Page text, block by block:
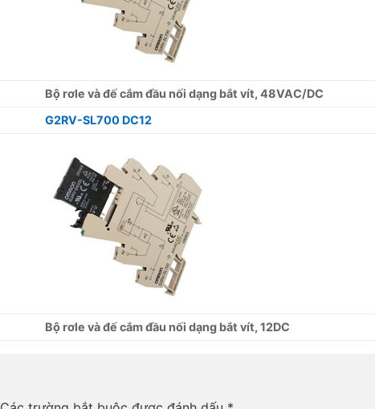
Bộ rơle và đế cắm đầu nối dạng bắt vít, 48VAC/DC
G2RV-SL700 DC12
Bộ rơle và đế cắm đầu nối dạng bắt vít, 12DC